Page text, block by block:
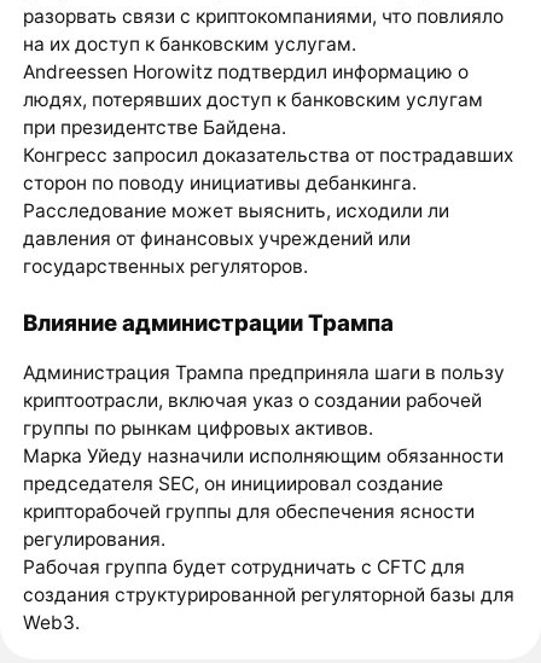
разорвать связи с криптокомпаниями, что повлияло
на их доступ к банковским услугам.
Andreessen Horowitz подтвердил информацию о
людях, потерявших доступ к банковским услугам
при президентстве Байдена.
Конгресс запросил доказательства от пострадавших
сторон по поводу инициативы дебанкинга.
Расследование может выяснить, исходили ли
давления от финансовых учреждений или
государственных регуляторов.
Влияние администрации Трампа
Администрация Трампа предприняла шаги в пользу
криптоотрасли, включая указ о создании рабочей
группы по рынкам цифровых активов.
Марка Уйеду назначили исполняющим обязанности
председателя SEC, он инициировал создание
крипторабочей группы для обеспечения ясности
регулирования.
Рабочая группа будет сотрудничать с CFTC для
создания структурированной регуляторной базы для
Web3.